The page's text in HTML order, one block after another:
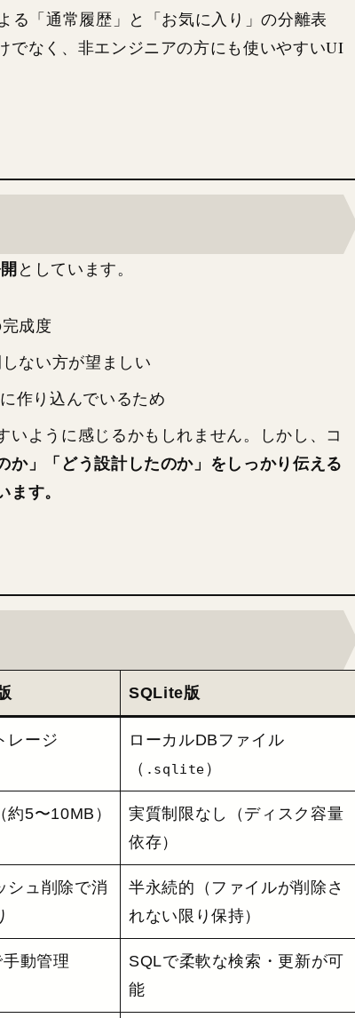
る「通常履歴」と「お気に入り」の分離表
でなく、非エンジニアの方にも使いやすいUI
としています。
成度
ない方が望ましい
作り込んでいるため
ように感じるかもしれません。しかし、コ
か」「どう設計したのか」をしっかり伝える
す。
SQLite版
レージ
ローカルDBファイル
（ .sqlite ）
5〜10MB）
実質制限なし（ディスク容量
依存）
シュ削除で消
半永続的（ファイルが削除さ
れない限り保持）
動管理
SQLで柔軟な検索・更新が可
能